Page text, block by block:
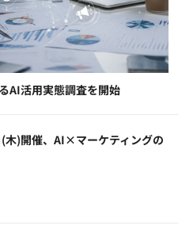
AI活用実態調査を開始
木)開催、AI×マーケティングの